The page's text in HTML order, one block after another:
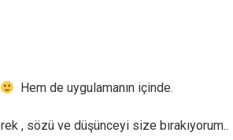
Hem de uygulamanın içinde.
, sözü ve düşünceyi size bırakıyorum..